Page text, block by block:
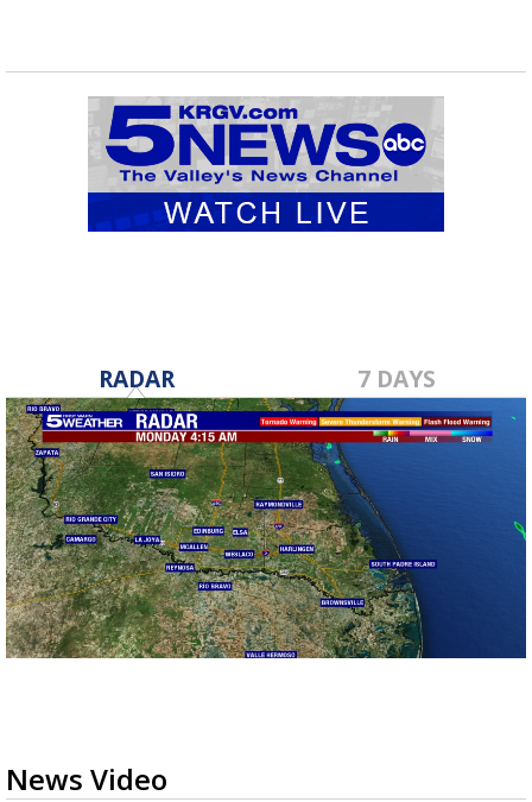
RADAR 7 DAYS
News Video